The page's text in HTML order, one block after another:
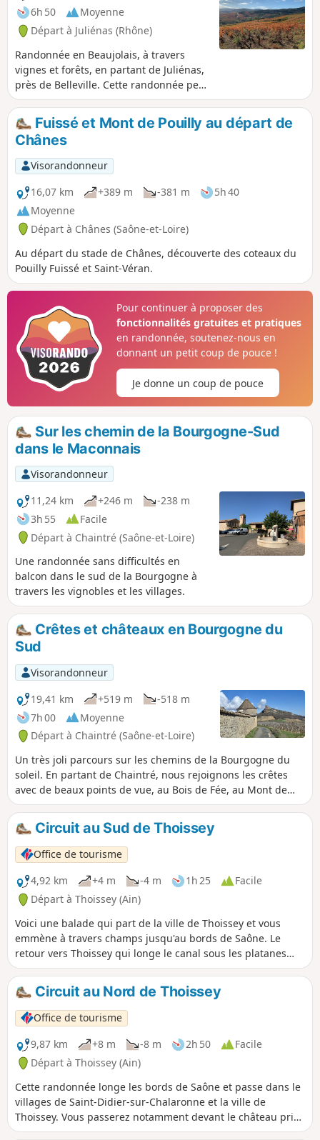
6h 50
Moyenne
Départ à Juliénas (Rhône)
Randonnée en Beaujolais, à travers
vignes et forêts, en partant de Juliénas,
près de Belleville. Cette randonnée peut
être raccourcie ou rallongée (voir le
descriptif).
Fuissé et Mont de Pouilly au départ de
Chânes
Visorandonneur
16,07 km
+389 m -381 m
5h 40
Moyenne
Départ à Chânes (Saône-et-Loire)
Au départ du stade de Chânes, découverte des coteaux du
Pouilly Fuissé et Saint-Véran.
Pour continuer à proposer des
fonctionnalités gratuites et pratiques
en randonnée, soutenez-nous en
donnant un petit coup de pouce !
Je donne un coup de pouce
Sur les chemin de la Bourgogne-Sud
dans le Maconnais
Visorandonneur
11,24 km
+246 m
-238 m
3h 55
Facile
Départ à Chaintré (Saône-et-Loire)
Une randonnée sans difficultés en
balcon dans le sud de la Bourgogne à
travers les vignobles et les villages.
Crêtes et châteaux en Bourgogne du
Sud
Visorandonneur
19,41 km
+519 m
-518 m
7h 00
Moyenne
Départ à Chaintré (Saône-et-Loire)
Un très joli parcours sur les chemins de la Bourgogne du
soleil. En partant de Chaintré, nous rejoignons les crêtes
avec de beaux points de vue, au Bois de Fée, au Mont de
Pouilly, à La Grange du Bois. Nous rencontrons plusieurs
beaux châteaux sur le chemin, Château des Rontés,
Château de Chasselas, Château de Leynes, Château de
Lavérnette.
Circuit au Sud de Thoissey
Office de tourisme
4,92 km
+4 m -4 m 1h 25
Facile
Départ à Thoissey (Ain)
Voici une balade qui part de la ville de Thoissey et vous
emmène à travers champs jusqu'au bords de Saône. Le
retour vers Thoissey qui longe le canal sous les platanes
vous sera particulièrement agréable.
Circuit au Nord de Thoissey
Office de tourisme
9,87 km
+8 m -8 m 2h 50
Facile
Départ à Thoissey (Ain)
Cette randonnée longe les bords de Saône et passe dans le
villages de Saint-Didier-sur-Chalaronne et la ville de
Thoissey. Vous passerez notamment devant le château privé
de Challes.